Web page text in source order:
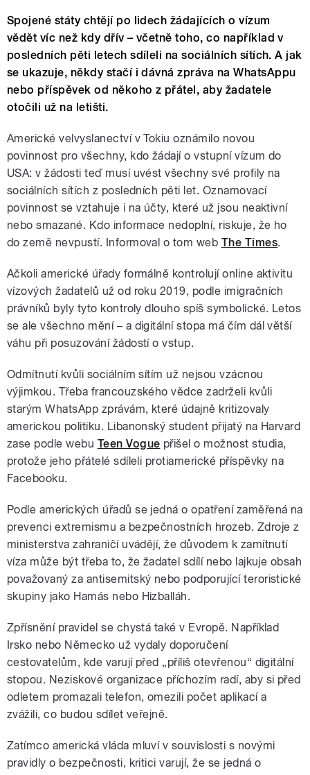
Spojené státy chtějí po lidech žádajících o vízum
vědět víc než kdy dřív – včetně toho, co například v
posledních pěti letech sdíleli na sociálních sítích. A jak
se ukazuje, někdy stačí i dávná zpráva na WhatsAppu
nebo příspěvek od někoho z přátel, aby žadatele
otočili už na letišti.
Americké velvyslanectví v Tokiu oznámilo novou
povinnost pro všechny, kdo žádají o vstupní vízum do
USA: v žádosti teď musí uvést všechny své profily na
sociálních sítích z posledních pěti let. Oznamovací
povinnost se vztahuje i na účty, které už jsou neaktivní
nebo smazané. Kdo informace nedoplní, riskuje, že ho
do země nevpustí. Informoval o tom web The Times.
Ačkoli americké úřady formálně kontrolují online aktivitu
vízových žadatelů už od roku 2019, podle imigračních
právníků byly tyto kontroly dlouho spíš symbolické. Letos
se ale všechno mění – a digitální stopa má čím dál větší
váhu při posuzování žádostí o vstup.
Odmítnutí kvůli sociálním sítím už nejsou vzácnou
výjimkou. Třeba francouzského vědce zadrželi kvůli
starým WhatsApp zprávám, které údajně kritizovaly
americkou politiku. Libanonský student přijatý na Harvard
zase podle webu Teen Vogue přišel o možnost studia,
protože jeho přátelé sdíleli protiamerické příspěvky na
Facebooku.
Podle amerických úřadů se jedná o opatření zaměřená na
prevenci extremismu a bezpečnostních hrozeb. Zdroje z
ministerstva zahraničí uvádějí, že důvodem k zamítnutí
víza může být třeba to, že žadatel sdílí nebo lajkuje obsah
považovaný za antisemitský nebo podporující teroristické
skupiny jako Hamás nebo Hizballáh.
Zpřísnění pravidel se chystá také v Evropě. Například
Irsko nebo Německo už vydaly doporučení
cestovatelům, kde varují před „příliš otevřenou“ digitální
stopou. Neziskové organizace příchozím radí, aby si před
odletem promazali telefon, omezili počet aplikací a
zvážili, co budou sdílet veřejně.
Zatímco americká vláda mluví v souvislosti s novými
pravidly o bezpečnosti, kritici varují, že se jedná o